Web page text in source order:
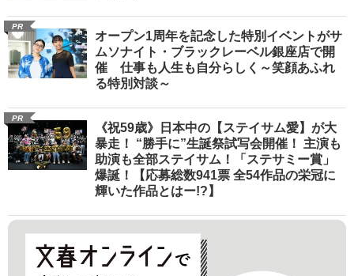
PR
オープン1周年を記念した特別イベントがサ
ムソナイト・ブラックレーベル銀座店で開
催 仕事も人生も自分らしく～笑顔あふれ
る特別対談～
PR
《祝59歳》日本中の【ステイサム愛】が大
暴走！ “勝手に”生誕祭試写会開催！ 主演も
助演も全部ステイサム！「ステサミー賞」
爆誕！【応募総数941票 全54作品の栄冠に
輝いた作品とはー!?】